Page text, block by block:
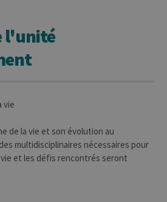
l'unité
vie
de la vie et son évolution au
multidisciplinaires nécessaires pour
et les défis rencontrés seront